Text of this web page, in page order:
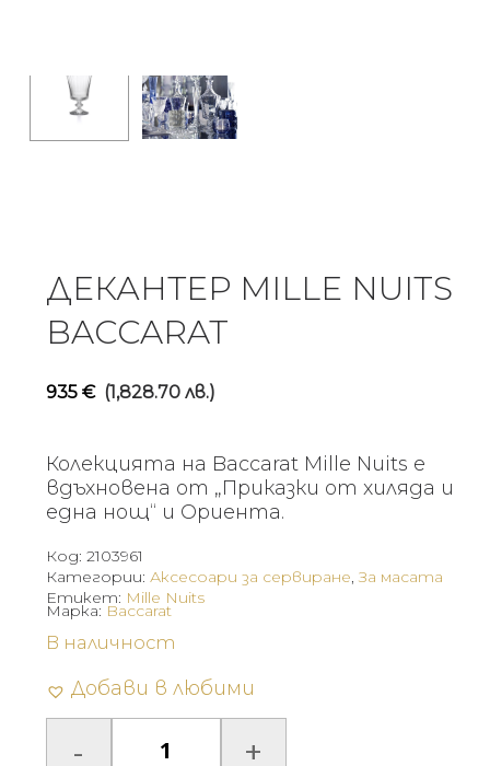
ДЕКАНТЕР MILLE NUITS
BACCARAT
935 € (1,828.70 лв.)
Колекцията на Baccarat Mille Nuits е
вдъхновена от „Приказки от хиляда и
една нощ“ и Ориента.
Код: 2103961
Категории: Аксесоари за сервиране,За масата
Етикет: Mille Nuits
В наличност
Добави в любими
Марка: Baccarat